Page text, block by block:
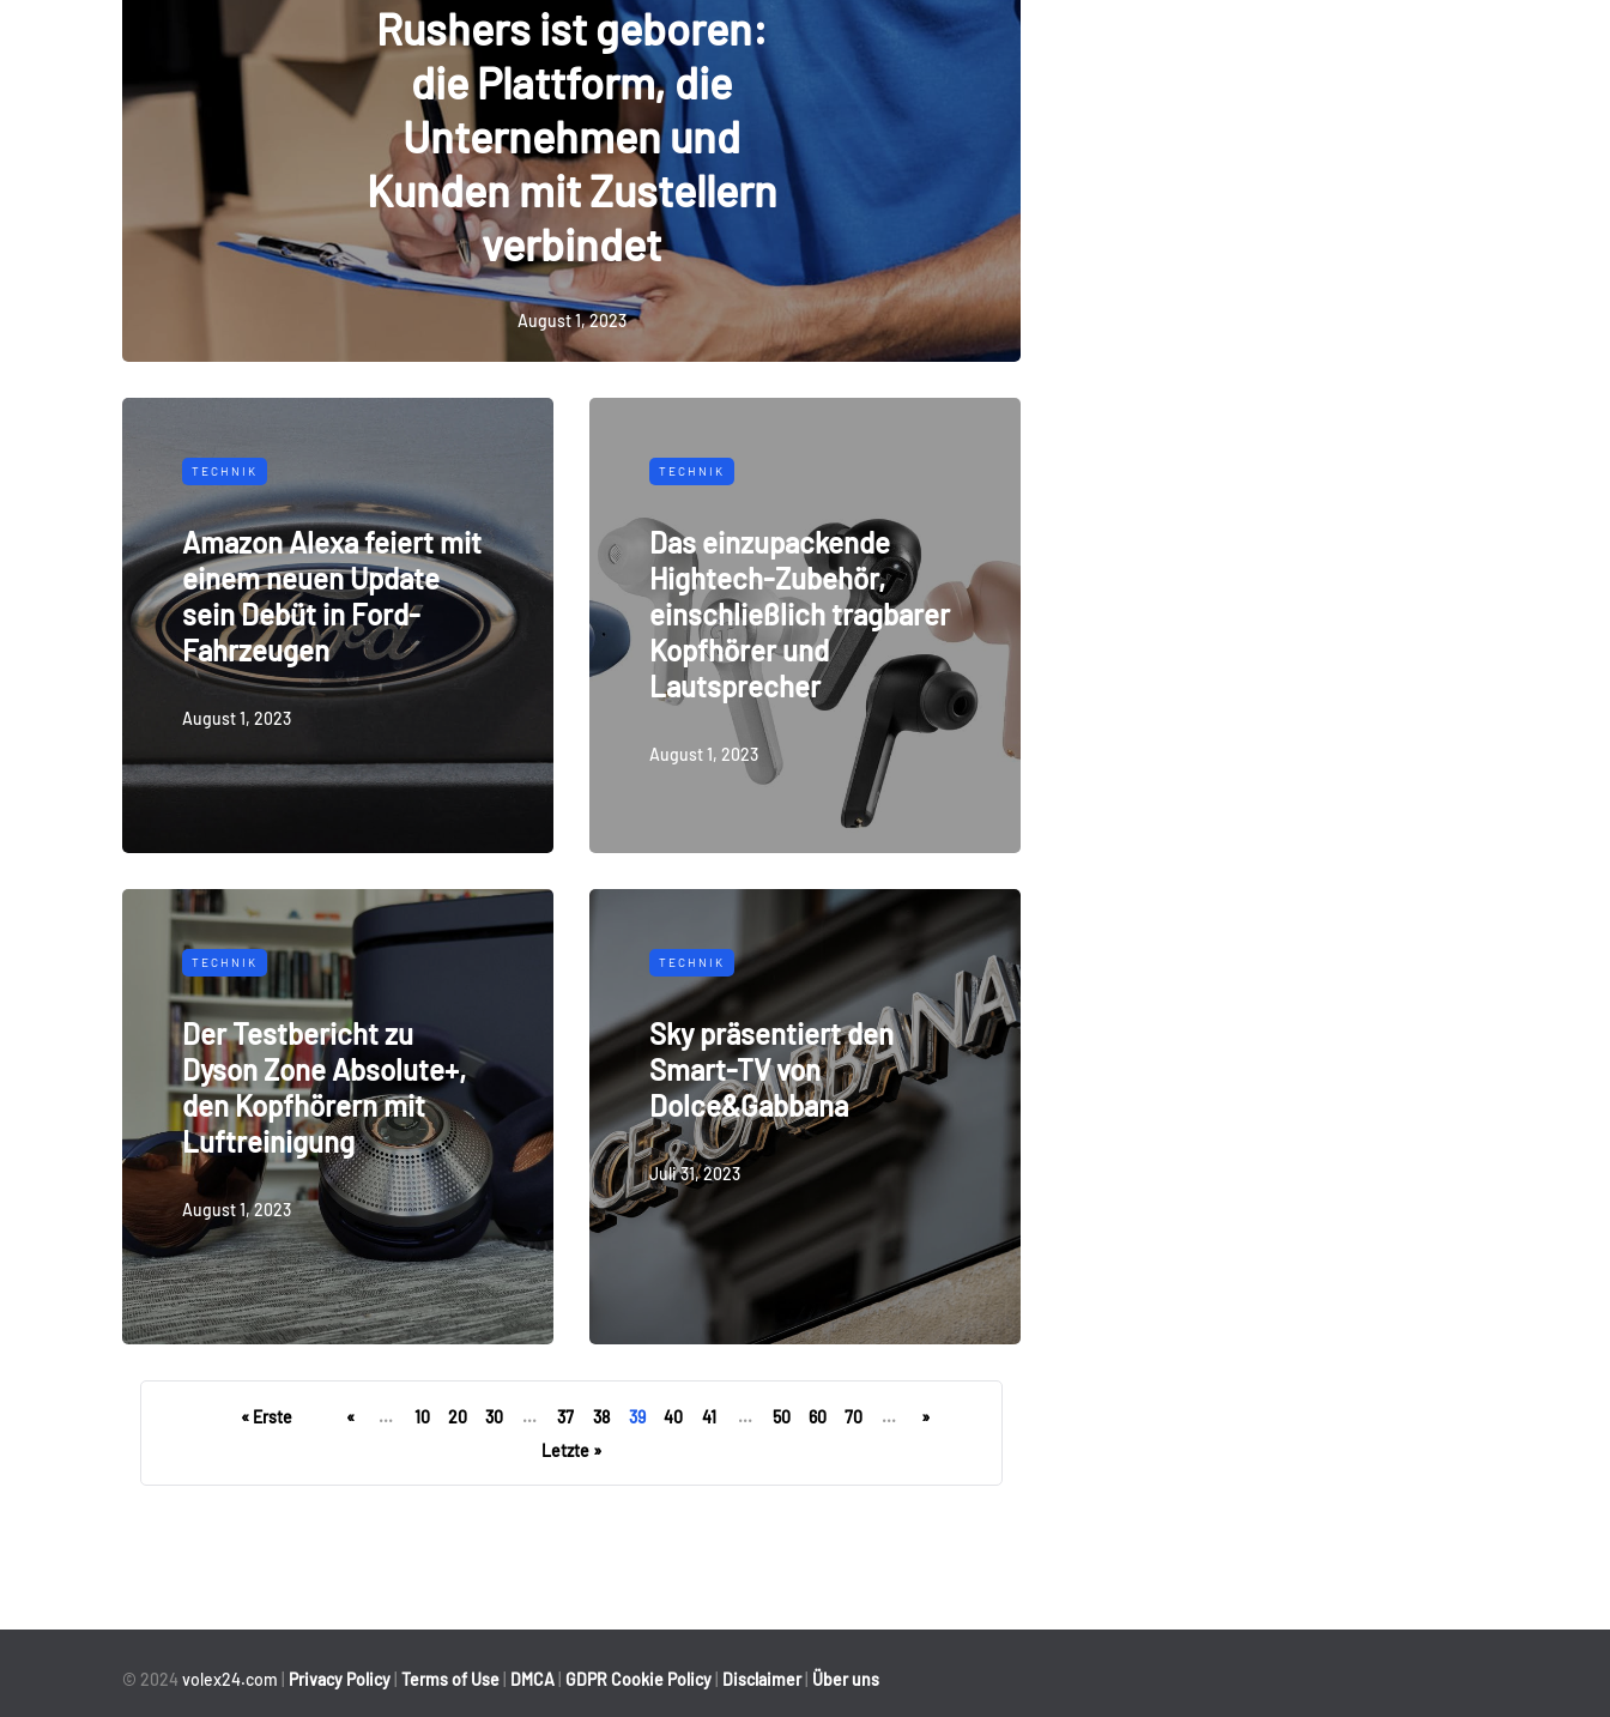
Rushers ist geboren:
die Plattform, die
Unternehmen und
Kunden mit Zustellern
verbindet
August 1, 2023
TECHNIK
Amazon Alexa feiert mit
einem neuen Update
sein Debüt in Ford-
Fahrzeugen
August 1, 2023
TECHNIK
Das einzupackende
Hightech-Zubehör,
einschließlich tragbarer
Kopfhörer und
Lautsprecher
August 1, 2023
TECHNIK
Der Testbericht zu
Dyson Zone Absolute+,
den Kopfhörern mit
Luftreinigung
August 1, 2023
TECHNIK
Sky präsentiert den
Smart-TV von
Dolce&Gabbana
Juli 31, 2023
« Erste « ... 10 20 30 ... 37 38 39 40 41 ... 50 60 70 ...
»
Letzte »
© 2024 volex24.com Privacy Policy Terms of Use DMCA GDPR Cookie Policy Disclaimer| Über uns